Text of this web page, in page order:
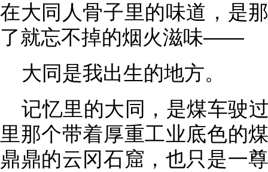
在大同人骨子里的味道，是
了就忘不掉的烟火滋味——
大同是我出生的地方。
记忆里的大同，是煤车驶
里那个带着厚重工业底色的
鼎鼎的云冈石窟，也只是一